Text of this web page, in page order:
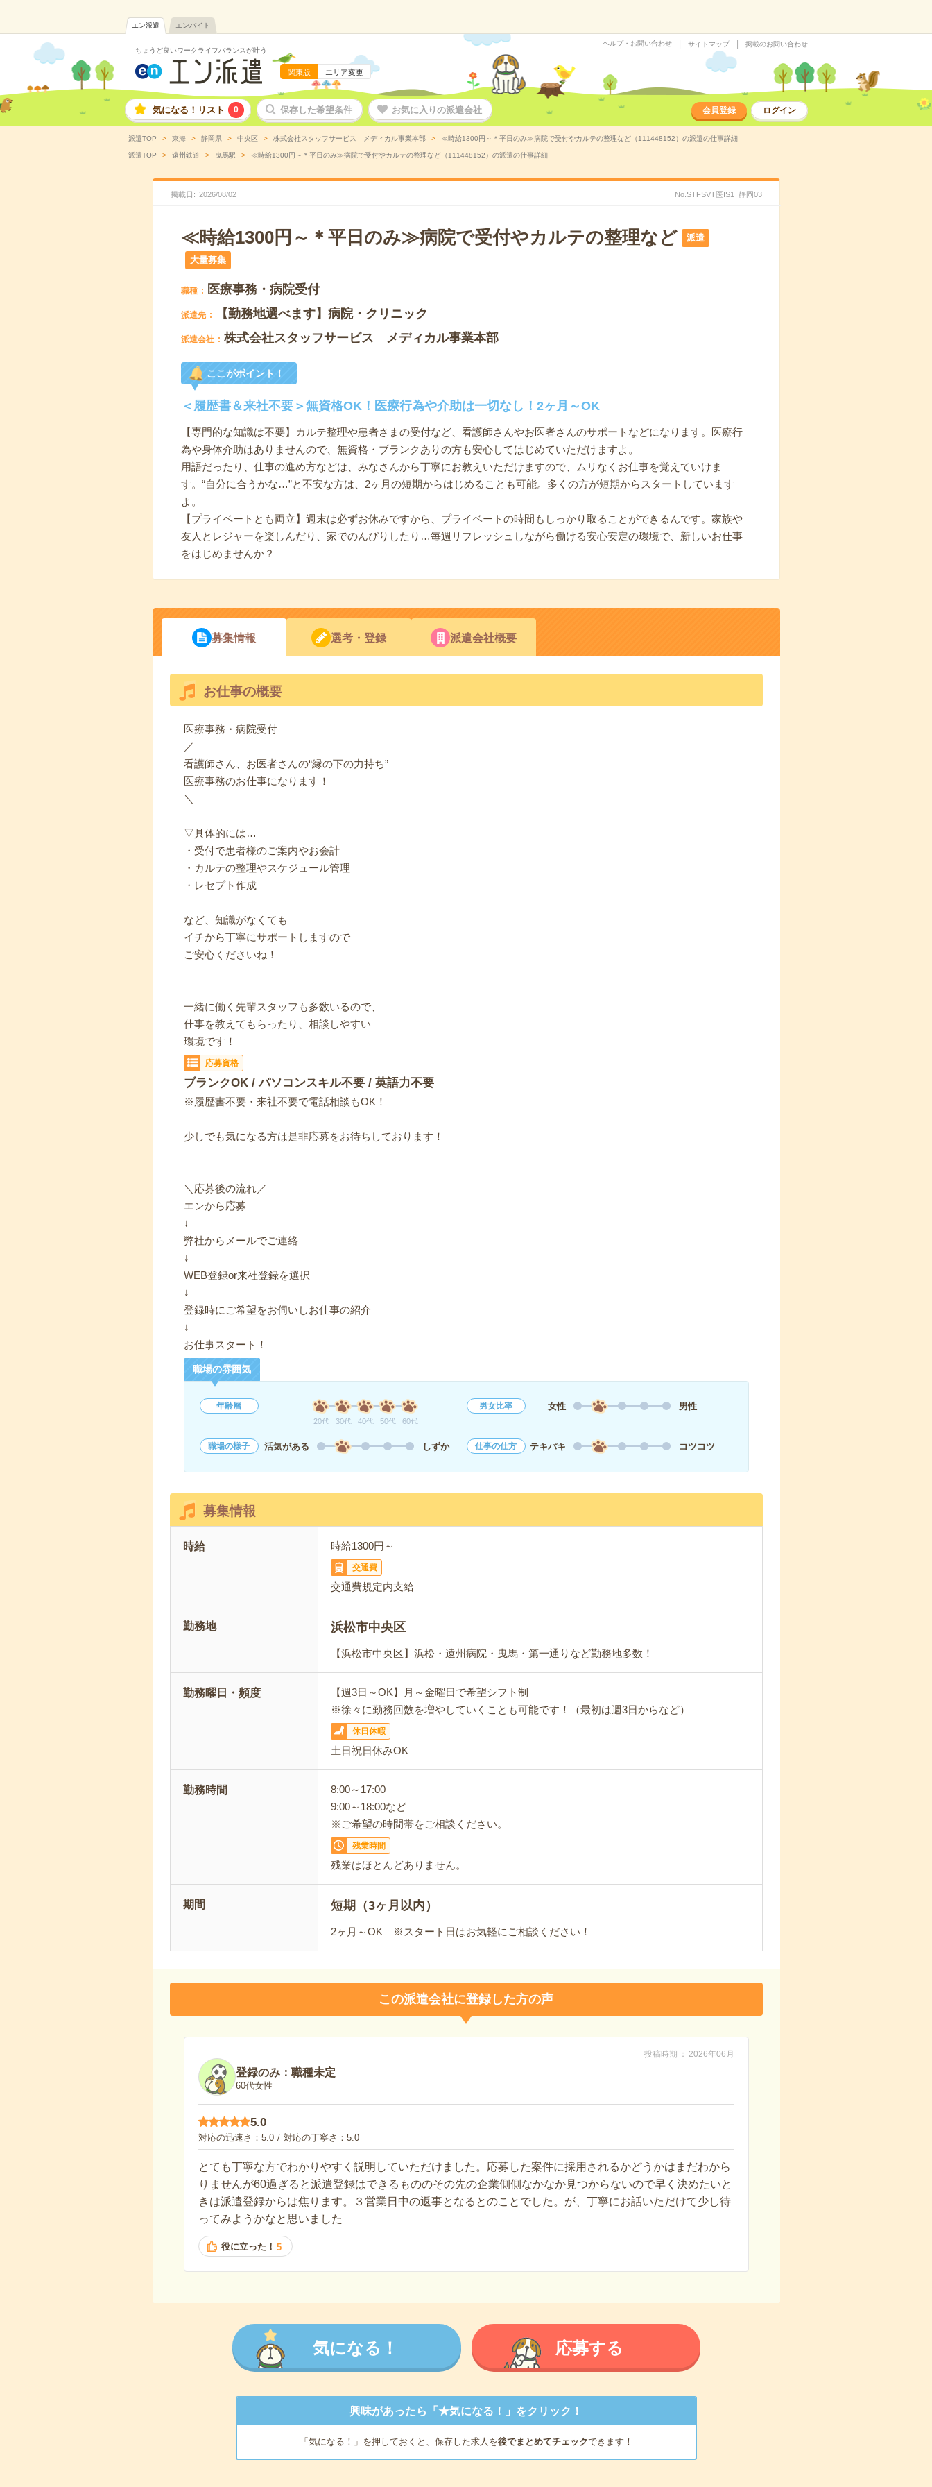
エン派遣 エンバイト
ちょうど良いワークライフバランスが叶う
関東版 エリア変更
ヘルプ・お問い合わせ サイトマップ 掲載のお問い合わせ
気になる！リスト 0 保存した希望条件 お気に入りの派遣会社 会員登録 ログイン
派遣TOP 東海 静岡県 中央区 株式会社スタッフサービス メディカル事業本部 ≪時給1300円～＊平日のみ≫病院で受付やカルテの整理など（111448152）の派遣の仕事詳細
派遣TOP 遠州鉄道 曳馬駅 ≪時給1300円～＊平日のみ≫病院で受付やカルテの整理など（111448152）の派遣の仕事詳細
掲載日 2026/08/02 No.STFSVT医IS1_静岡03
≪時給1300円～＊平日のみ≫病院で受付やカルテの整理など 派遣
大量募集
職種 医療事務・病院受付
派遣先 【勤務地選べます】病院・クリニック
派遣会社 株式会社スタッフサービス メディカル事業本部
ここがポイント！
＜履歴書＆来社不要＞無資格OK！医療行為や介助は一切なし！2ヶ月～OK
【専門的な知識は不要】カルテ整理や患者さまの受付など、看護師さんやお医者さんのサポートなどになります。医療行
為や身体介助はありませんので、無資格・ブランクありの方も安心してはじめていただけますよ。
用語だったり、仕事の進め方などは、みなさんから丁寧にお教えいただけますので、ムリなくお仕事を覚えていけま
す。“自分に合うかな…”と不安な方は、2ヶ月の短期からはじめることも可能。多くの方が短期からスタートしています
よ。
【プライベートとも両立】週末は必ずお休みですから、プライベートの時間もしっかり取ることができるんです。家族や
友人とレジャーを楽しんだり、家でのんびりしたり…毎週リフレッシュしながら働ける安心安定の環境で、新しいお仕事
をはじめませんか？
募集情報 選考・登録 派遣会社概要
お仕事の概要
医療事務・病院受付
／
看護師さん、お医者さんの“縁の下の力持ち”
医療事務のお仕事になります！
＼
▽具体的には…
・受付で患者様のご案内やお会計
・カルテの整理やスケジュール管理
・レセプト作成
など、知識がなくても
イチから丁寧にサポートしますので
ご安心くださいね！
一緒に働く先輩スタッフも多数いるので、
仕事を教えてもらったり、相談しやすい
環境です！
応募資格
ブランクOK / パソコンスキル不要 / 英語力不要
※履歴書不要・来社不要で電話相談もOK！
少しでも気になる方は是非応募をお待ちしております！
＼応募後の流れ／
エンから応募
↓
弊社からメールでご連絡
↓
WEB登録or来社登録を選択
↓
登録時にご希望をお伺いしお仕事の紹介
↓
お仕事スタート！
職場の雰囲気
年齢層
20代 30代 40代 50代 60代
男女比率 女性 男性
職場の様子 活気がある しずか 仕事の仕方 テキパキ コツコツ
募集情報
時給 時給1300円～
交通費
交通費規定内支給
勤務地 浜松市中央区
【浜松市中央区】浜松・遠州病院・曳馬・第一通りなど勤務地多数！
勤務曜日・頻度
【週3日～OK】月～金曜日で希望シフト制
※徐々に勤務回数を増やしていくことも可能です！（最初は週3日からなど）
休日休暇
土日祝日休みOK
勤務時間
8:00～17:00
9:00～18:00など
※ご希望の時間帯をご相談ください。
残業時間
残業はほとんどありません。
期間 短期（3ヶ月以内）
2ヶ月～OK ※スタート日はお気軽にご相談ください！
この派遣会社に登録した方の声
投稿時期 2026年06月
登録のみ：職種未定
60代女性
5.0
対応の迅速さ 5.0 対応の丁寧さ 5.0
とても丁寧な方でわかりやすく説明していただけました。応募した案件に採用されるかどうかはまだわから
りませんが60過ぎると派遣登録はできるもののその先の企業側側なかなか見つからないので早く決めたいと
きは派遣登録からは焦ります。３営業日中の返事となるとのことでした。が、丁寧にお話いただけて少し待
ってみようかなと思いました
役に立った！ 5
気になる！ 応募する
興味があったら「★気になる！」をクリック！
「気になる！」を押しておくと、保存した求人を後でまとめてチェックできます！